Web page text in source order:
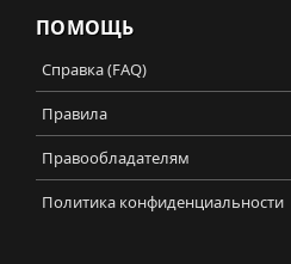
ПОМОЩЬ
Справка (FAQ)
Правила
Правообладателям
Политика конфиденциальности